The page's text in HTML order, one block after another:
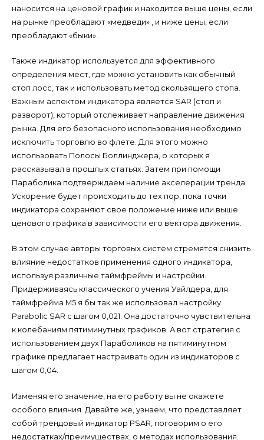
наносится на ценовой график и находится выше цены, если
на рынке преобладают «медведи» , и ниже цены, если
преобладают «быки» .
Также индикатор используется для эффективного
определения мест, где можно установить как обычный
стоп лосс, так и использовать метод скользящего стопа.
Важным аспектом индикатора является SAR (стоп и
разворот), который отслеживает направление движения
рынка. Для его безопасного использования необходимо
исключить торговлю во флете. Для этого можно
использовать Полосы Боллинджера, о которых я
рассказывал в прошлых статьях. Затем при помощи
Параболика подтверждаем наличие акселерации тренда.
Ускорение будет происходить до тех пор, пока точки
индикатора сохраняют свое положение ниже или выше
ценового графика в зависимости его вектора движения.
В этом случае авторы торговых систем стремятся снизить
влияние недостатков применения одного индикатора,
используя различные таймфреймы и настройки.
Придерживаясь классического учения Уайлдера, для
таймфрейма M5 я бы так же использовал настройку
Parabolic SAR с шагом 0,021. Она достаточно чувствительна
к колебаниям пятиминутных графиков. А вот стратегия с
использованием двух Параболиков на пятиминутном
графике предлагает настраивать один из индикаторов с
шагом 0,04.
Изменяя его значение, на его работу вы не окажете
особого влияния. Давайте же, узнаем, что представляет
собой трендовый индикатор PSAR, поговорим о его
недостатках/преимуществах, о методах использования.